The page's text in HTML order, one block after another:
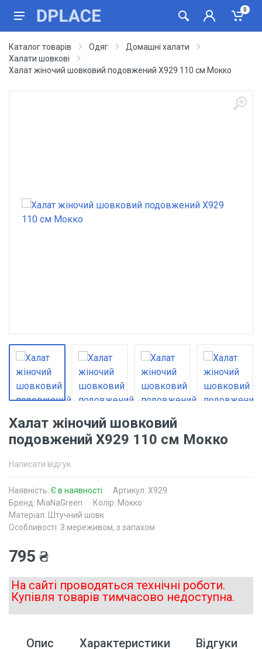
0
Каталог товарів Одяг
Домашні халати
Халати шовкові
Халат жіночий шовковий подовжений Х929 110 см Мокко
Халат жіночий шовковий
подовжений Х929 110 см Мокко
Написати відгук
Наявність: Є в наявності
Артикул: Х929
Бренд: MiaNaGreen
Колір: Мокко
Матеріал: Штучний шовк
Особливості: З мереживом, з запахом
795 ₴
На сайті проводяться технічні роботи.
Купівля товарів тимчасово недоступна.
Опис Характеристики Відгуки